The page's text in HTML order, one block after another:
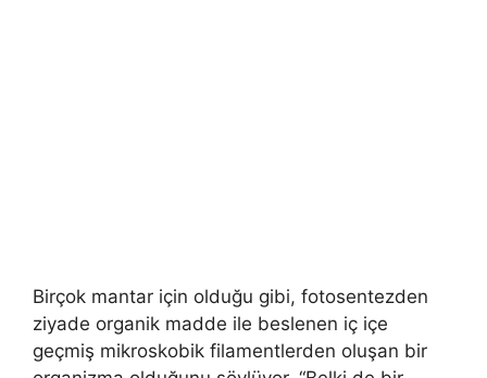
Birçok mantar için olduğu gibi, fotosentezden
ziyade organik madde ile beslenen iç içe
geçmiş mikroskobik filamentlerden oluşan bir